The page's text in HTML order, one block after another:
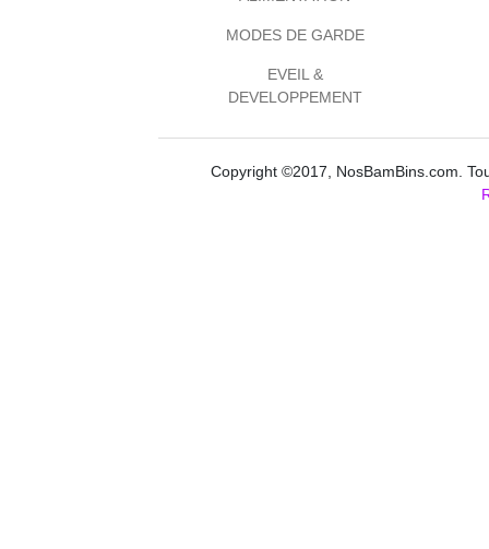
MODES DE GARDE
EVEIL &
DEVELOPPEMENT
Copyright ©2017, NosBamBins.com.